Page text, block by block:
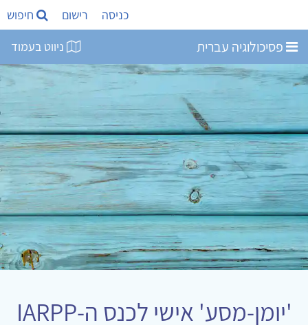
כניסה רישום חיפוש
פסיכולוגיה עברית ניווט בעמוד
'יומן-מסע' אישי לכנס ה-IARPP